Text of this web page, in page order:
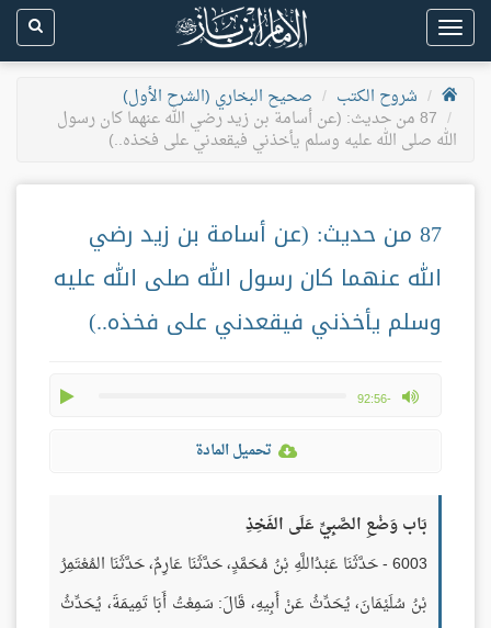
Toggle
navigation
شروح الكتب
صحيح البخاري (الشرح الأول)
87 من حديث: (عن أسامة بن زيد رضي الله عنهما كان رسول
الله صلى الله عليه وسلم يأخذني فيقعدني على فخذه..)
87 من حديث: (عن أسامة بن زيد رضي
الله عنهما كان رسول الله صلى الله عليه
وسلم يأخذني فيقعدني على فخذه..)
-92:56
max volume
تحميل المادة
بَاب وَضْعِ الصَّبِيِّ عَلَى الفَخِذِ
6003 - حَدَّثَنَا عَبْدُاللَّهِ بْنُ مُحَمَّدٍ، حَدَّثَنَا عَارِمٌ، حَدَّثَنَا المُعْتَمِرُ
بْنُ سُلَيْمَانَ، يُحَدِّثُ عَنْ أَبِيهِ، قَالَ: سَمِعْتُ أَبَا تَمِيمَةَ، يُحَدِّثُ